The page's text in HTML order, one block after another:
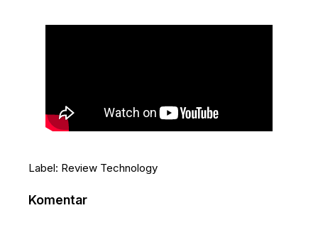
Label: Review Technology
Komentar